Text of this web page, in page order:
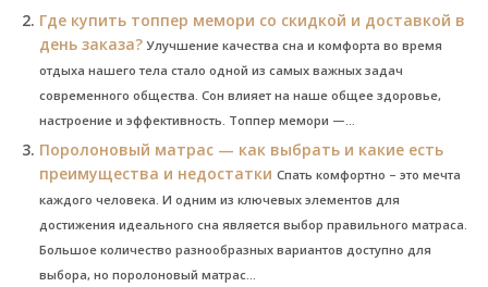
Где купить топпер мемори со скидкой и доставкой в
день заказа? Улучшение качества сна и комфорта во время
отдыха нашего тела стало одной из самых важных задач
современного общества. Сон влияет на наше общее здоровье,
настроение и эффективность. Топпер мемори —...
Поролоновый матрас — как выбрать и какие есть
преимущества и недостатки Спать комфортно – это мечта
каждого человека. И одним из ключевых элементов для
достижения идеального сна является выбор правильного матраса.
Большое количество разнообразных вариантов доступно для
выбора, но поролоновый матрас...